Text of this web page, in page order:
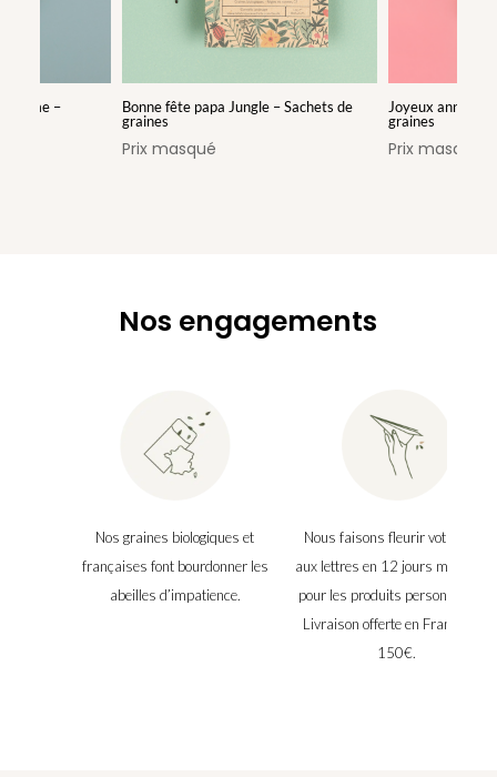
sème –
Bonne fête papa Jungle – Sachets de
graines
Prix masqué
Joyeux
graines
Prix masqué
Nos engagements
Nos graines biologiques et
françaises font bourdonner les
abeilles d’impatience.
Nous faisons fleurir votre boîte
aux lettres en 12 jours
pour les produits personnalisés.
Livraison offerte en France dès
150€.